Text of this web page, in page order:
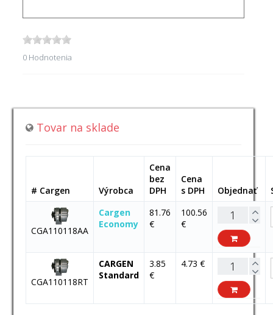
0 Hodnotenia
Tovar na sklade
# Cargen Výrobca
Cena
bez
DPH
Cena
s DPH
Objednať
CGA110118AA
Cargen
Economy
81.76
€
100.56
€
CGA110118RT
CARGEN
Standard
3.85
€
4.73 €